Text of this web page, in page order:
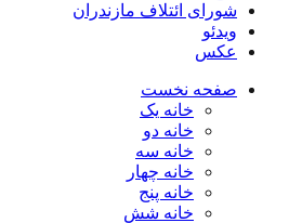
شورای ائتلاف مازندران
ویدئو
عکس
صفحه نخست
خانه یک
خانه دو
خانه سه
خانه چهار
خانه پنج
خانه شش